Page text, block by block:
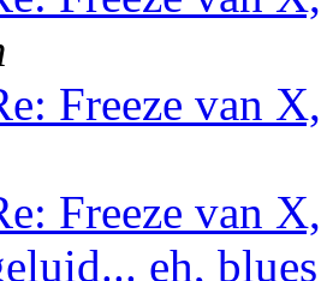
Freeze van
Freeze van
eh,